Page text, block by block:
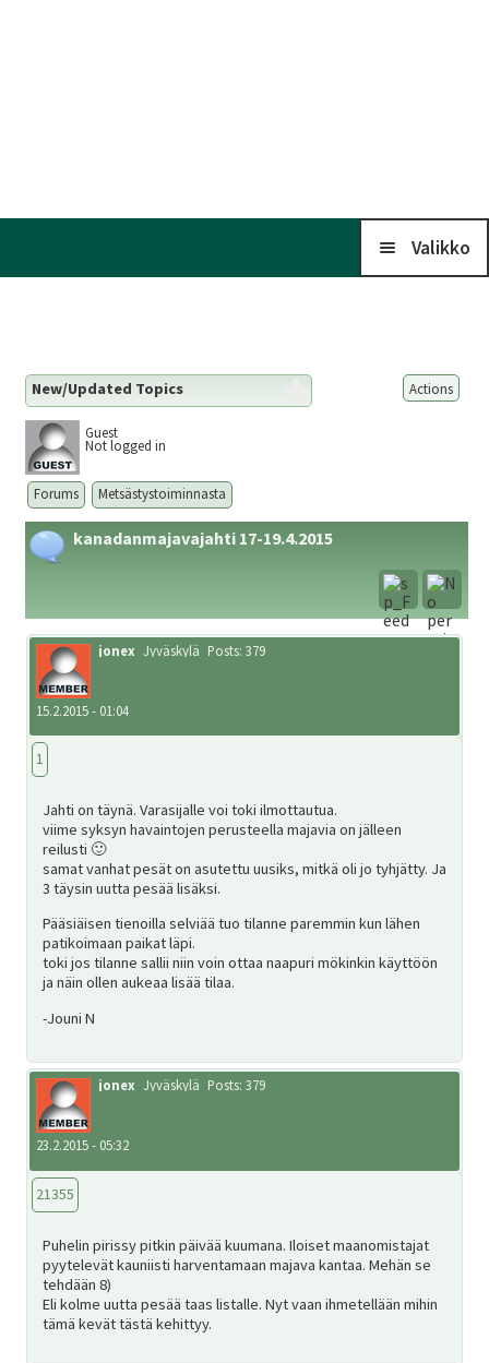
Valikko
Kalenteri
Liitto
Metsästys
Materiaali
Forum
Linkit
Jäsenyys
Palaute
EN
Actions
New/Updated Topics
Guest
Not logged in
Forums Metsästystoiminnasta
kanadanmajavajahti 17-19.4.2015
jonex Jyväskylä Posts: 379
15.2.2015 - 01:04
1
Jahti on täynä. Varasijalle voi toki ilmottautua.
viime syksyn havaintojen perusteella majavia on jälleen
reilusti 🙂
samat vanhat pesät on asutettu uusiks, mitkä oli jo tyhjätty. Ja
3 täysin uutta pesää lisäksi.
Pääsiäisen tienoilla selviää tuo tilanne paremmin kun lähen
patikoimaan paikat läpi.
toki jos tilanne sallii niin voin ottaa naapuri mökinkin käyttöön
ja näin ollen aukeaa lisää tilaa.
-Jouni N
jonex Jyväskylä Posts: 379
23.2.2015 - 05:32
21355
Puhelin pirissy pitkin päivää kuumana. Iloiset maanomistajat
pyytelevät kauniisti harventamaan majava kantaa. Mehän se
tehdään 8)
Eli kolme uutta pesää taas listalle. Nyt vaan ihmetellään mihin
tämä kevät tästä kehittyy.